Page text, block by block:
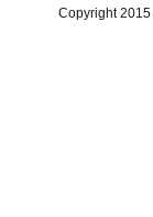
Copyright 2015